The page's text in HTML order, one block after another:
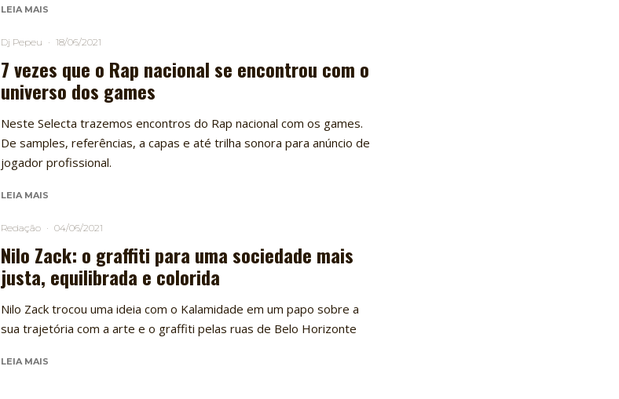
LEIA MAIS
Dj Pepeu · 18/06/2021
7 vezes que o Rap nacional se encontrou com o
universo dos games
Neste Selecta trazemos encontros do Rap nacional com os games.
De samples, referências, a capas e até trilha sonora para anúncio de
jogador profissional.
LEIA MAIS
Redação · 04/06/2021
Nilo Zack: o graffiti para uma sociedade mais
justa, equilibrada e colorida
Nilo Zack trocou uma ideia com o Kalamidade em um papo sobre a
sua trajetória com a arte e o graffiti pelas ruas de Belo Horizonte
LEIA MAIS